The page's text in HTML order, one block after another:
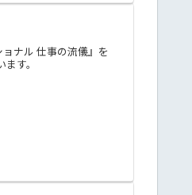
ナル 仕事の流儀』を
す。